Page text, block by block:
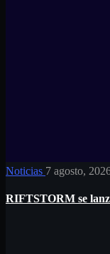
Noticias 7 agosto,
RIFTSTORM se